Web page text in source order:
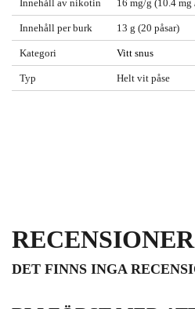
Innehåll av nikotin 16 mg/g (10.4
Innehåll per burk 13 g (20 påsar)
Kategori Vitt snus
Typ Helt vit påse
RECENSIONER
DET FINNS INGA